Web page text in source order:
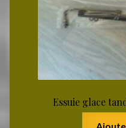
Essuie glace